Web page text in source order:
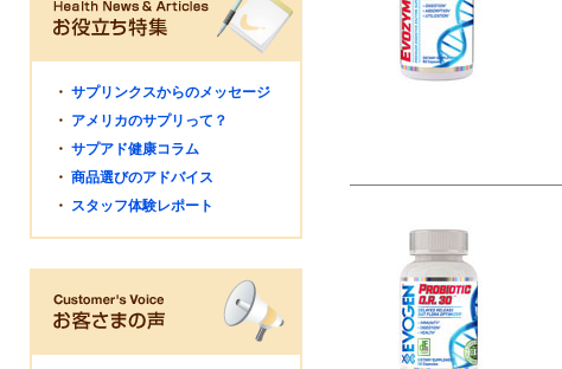
・ サプリンクスからのメッセージ
・ アメリカのサプリって？
・ サプアド健康コラム
・ 商品選びのアドバイス
・ スタッフ体験レポート